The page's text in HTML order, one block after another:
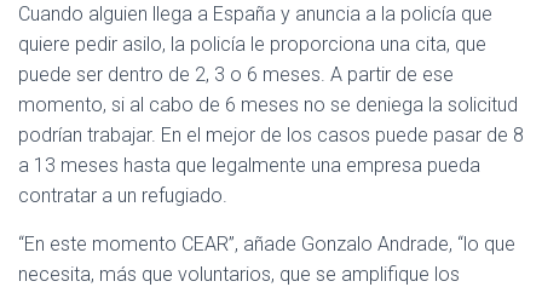
Cuando alguien llega a España y anuncia a la policía que
quiere pedir asilo, la policía le proporciona una cita, que
puede ser dentro de 2, 3 o 6 meses. A partir de ese
momento, si al cabo de 6 meses no se deniega la solicitud
podrían trabajar. En el mejor de los casos puede pasar de 8
a 13 meses hasta que legalmente una empresa pueda
contratar a un refugiado.
“En este momento CEAR”, añade Gonzalo Andrade, “lo que
necesita, más que voluntarios, que se amplifique los